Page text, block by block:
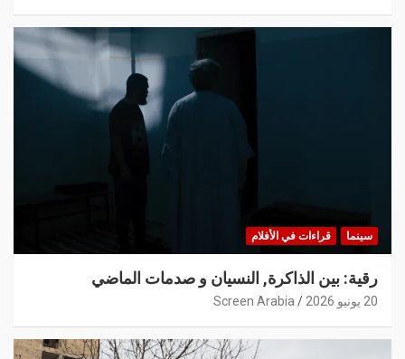
سينما قراءات في الأفلام
رقية: بين الذاكرة, النسيان و صدمات الماضي
20 يونيو 2026 Screen Arabia